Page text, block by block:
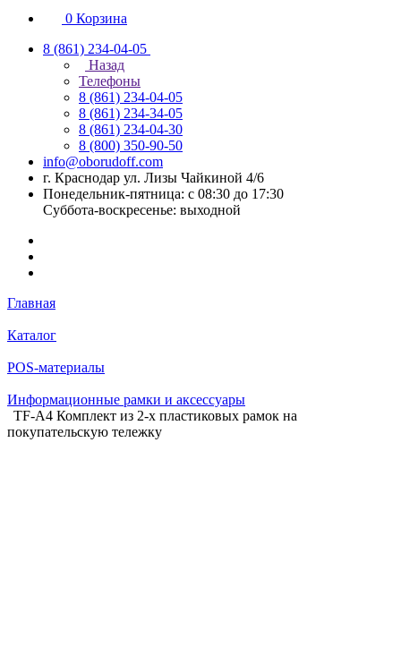
0 Корзина
8 (861) 234-04-05
Назад
Телефоны
8 (861) 234-04-05
8 (861) 234-34-05
8 (861) 234-04-30
8 (800) 350-90-50
info@oborudoff.com
г. Краснодар ул. Лизы Чайкиной 4/6
Понедельник-пятница: с 08:30 до 17:30
Суббота-воскресенье: выходной
Главная
Каталог
POS-материалы
Информационные рамки и аксессуары
TF-A4 Комплект из 2-х пластиковых рамок на
покупательскую тележку